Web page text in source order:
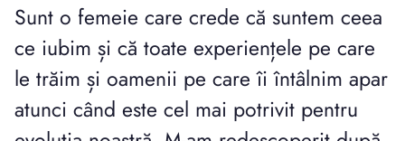
Sunt o femeie care crede că suntem ceea
ce iubim și că toate experiențele pe care
le trăim și oamenii pe care îi întâlnim apar
atunci când este cel mai potrivit pentru